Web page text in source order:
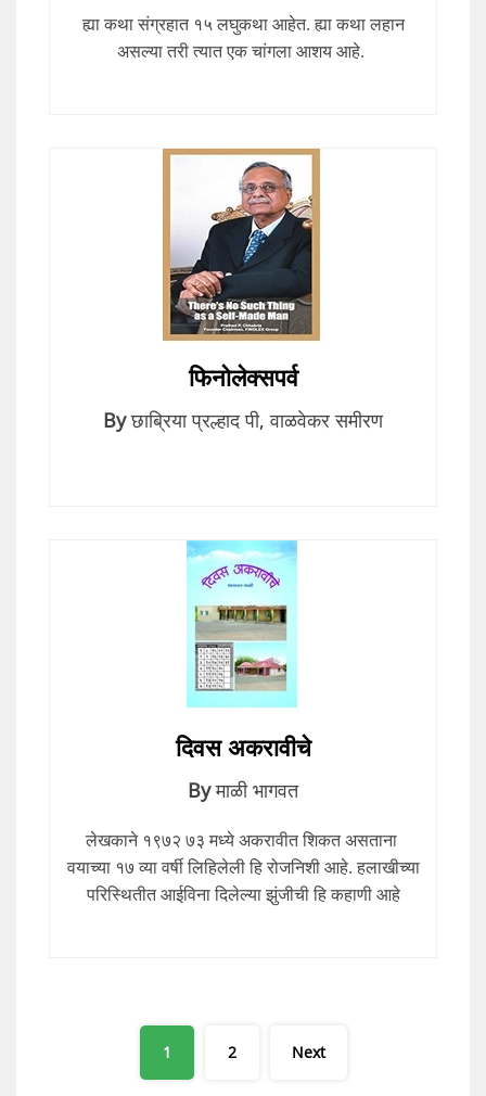
ह्या कथा संग्रहात १५ लघुकथा आहेत. ह्या कथा लहान
असल्या तरी त्यात एक चांगला आशय आहे.
फिनोलेक्सपर्व
By छाब्रिया प्रल्हाद पी,वाळवेकर समीरण
दिवस अकरावीचे
By माळी भागवत
लेखकाने १९७२ ७३ मध्ये अकरावीत शिकत असताना
वयाच्या १७ व्या वर्षी लिहिलेली हि रोजनिशी आहे. हलाखीच्या
परिस्थितीत आईविना दिलेल्या झुंजीची हि कहाणी आहे
Posts
1 2 Next